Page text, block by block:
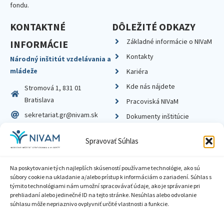
Spravovať Súhlas
Na poskytovanie tých najlepších skúseností používame technológie, ako sú
súbory cookie na ukladanie a/alebo prístup k informáciám o zariadení. Súhlas s
týmito technológiami nám umožní spracovávať údaje, ako je správanie pri
prehliadaní alebo jedinečné ID na tejto stránke. Nesúhlas alebo odvolanie
súhlasu môže nepriaznivo ovplyvniť určité vlastnosti a funkcie.
fondu.
KONTAKTNÉ
INFORMÁCIE
Národný inštitút vzdelávania a
mládeže
Stromová 1, 831 01
Bratislava
sekretariat.gr@nivam.sk
IČO: 00164348
DIČ: 2020798714
DÔLEŽITÉ ODKAZY
Základné informácie o NIVaM
Kontakty
Kariéra
Kde nás nájdete
Pracoviská NIVaM
Dokumenty inštitúcie
Zásady ochrany súkromia